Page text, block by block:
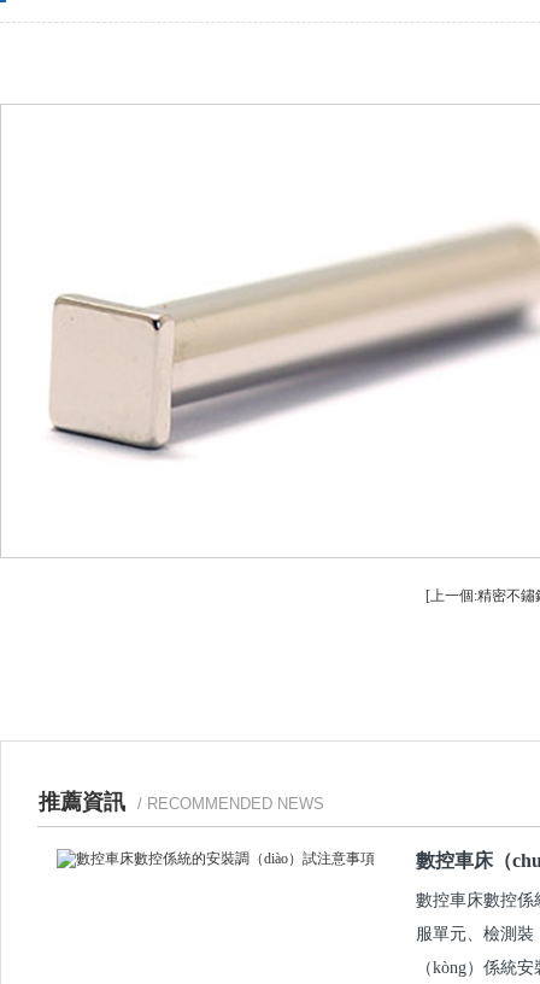
CNC長軸加工 螺母車床
銷軸車床加工
[上一個:精密不鏽
推薦資訊 / RECOMMENDED NEWS
數控車床（
數控車床數控係
服單元、檢測裝
（kòng）係統